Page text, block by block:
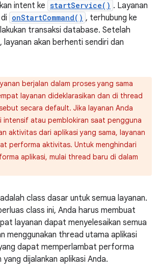
intent ke startService() . Layanan
onStartCommand() , terhubung ke
transaksi database. Setelah
layanan akan berhenti sendiri dan
berjalan dalam proses yang sama
layanan dideklarasikan dan di thread
secara default. Jika layanan Anda
intensif atau pemblokiran saat pengguna
aktivitas dari aplikasi yang sama, layanan
performa aktivitas. Untuk menghindari
aplikasi, mulai thread baru di dalam
adalah class dasar untuk semua layanan.
class ini, Anda harus membuat
layanan dapat menyelesaikan semua
menggunakan thread utama aplikasi
dapat memperlambat performa
dijalankan aplikasi Anda.